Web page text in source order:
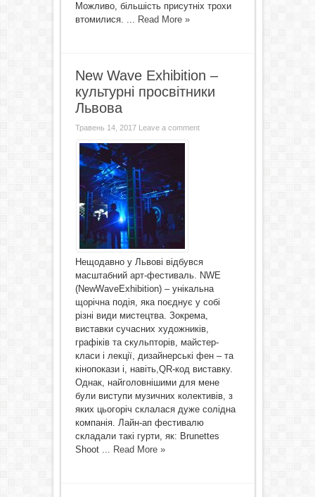
Можливо, більшість присутніх трохи
втомилися. ... Read More »
New Wave Exhibition –
культурні просвітники
Львова
Травень 14, 2017 Leave a comment
Нещодавно у Львові відбувся
масштабний арт-фестиваль. NWE
(NewWaveExhibition) – унікальна
щорічна подія, яка поєднує у собі
різні види мистецтва. Зокрема,
виставки сучасних художників,
графіків та скульпторів, майстер-
класи і лекції, дизайнерські фен – та
кінопокази і, навіть,QR-код виставку.
Однак, найголовнішими для мене
були виступи музичних колективів, з
яких цьогоріч склалася дуже солідна
компанія. Лайн-ап фестивалю
складали такі гурти, як: Brunettes
Shoot ... Read More »